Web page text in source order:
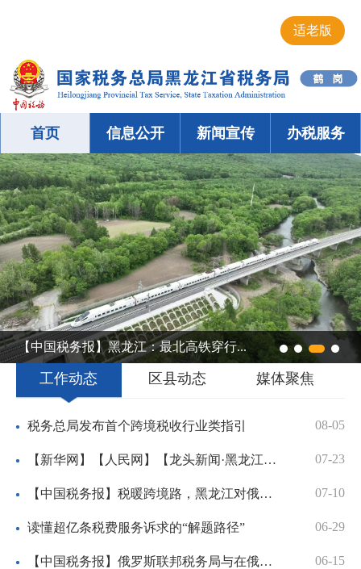
适老版
首页 信息公开 新闻宣传 办税服务
【中国税务报】黑龙江：最北高铁穿行...
工作动态 区县动态 媒体聚焦
税务总局发布首个跨境税收行业类指引 08-05
【新华网】【人民网】【龙头新闻·黑龙江日报】【学习强国】上半... 07-23
【中国税务报】税暖跨境路，黑龙江对俄贸易越做越红火 07-10
读懂超亿条税费服务诉求的“解题路径” 06-29
【中国税务报】俄罗斯联邦税务局与在俄中资企业对话会举行 06-15